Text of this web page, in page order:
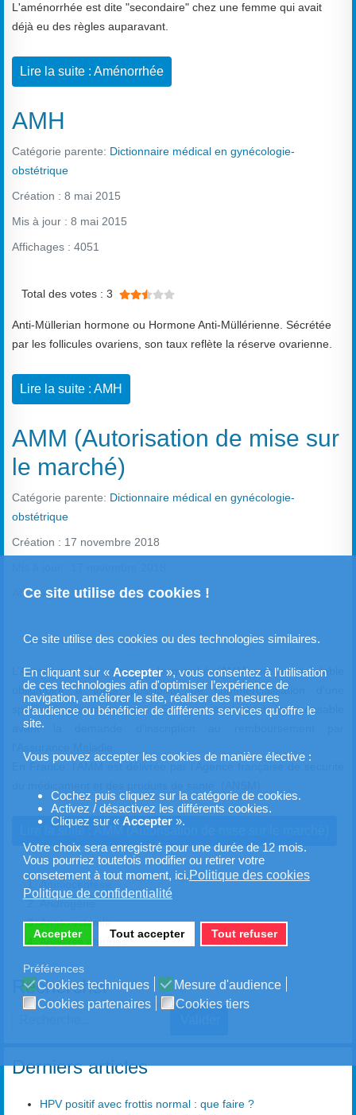
Ce site utilise des cookies !
Ce site utilise des cookies ou des technologies similaires.
En cliquant sur « Accepter», vous consentez à l’utilisation
de ces technologies afin d'optimiser l’expérience de
navigation, améliorer le site, réaliser des mesures
d’audience ou bénéficier de différents services qu'offre le
site.
Vous pouvez accepter les cookies de manière élective :
Cochez puis cliquez sur la catégorie de cookies.
Activez / désactivez les différents cookies.
Cliquez sur « Accepter».
Votre choix sera enregistré pour une durée de 12 mois.
Vous pourriez toutefois modifier ou retirer votre
consetement à tout moment, ici.Politique des cookies
Politique de confidentialité
Accepter Tout accepter Tout refuser
Préférences
Cookies techniques
Mesure d'audience
Cookies partenaires
Cookies tiers
L'aménorrhée est dite "secondaire" chez une femme qui avait
déjà eu des règles auparavant.
Lire la suite : Aménorrhée
AMH
Catégorie parente: Dictionnaire médical en gynécologie-
obstétrique
Création : 8 mai 2015
Mis à jour : 8 mai 2015
Affichages : 4051
Total des votes : 3
Anti-Müllerian hormone ou Hormone Anti-Müllérienne. Sécrétée
par les follicules ovariens, son taux reflète la réserve ovarienne.
Lire la suite : AMH
AMM (Autorisation de mise sur
le marché)
Catégorie parente: Dictionnaire médical en gynécologie-
obstétrique
Création : 17 novembre 2018
Affichages : 7287
Total des votes : 4
L’Autorisation de mise sur le marché (AMM) est un préalable
obligatoire à toute possibilité de commercialisation d’une
spécialité pharmaceutique. Elle est également indispensable
avant la demande d’inscription au remboursement par
En France, l'AMM est délivrée par l’Agence française de sécurité
Lire la suite : AMM (Autorisation de mise sur le marché)
Amniocentèse
Androgène
Annexectomie
Annexes utérines
Rechercher
Derniers articles
HPV positif avec frottis normal : que faire ?